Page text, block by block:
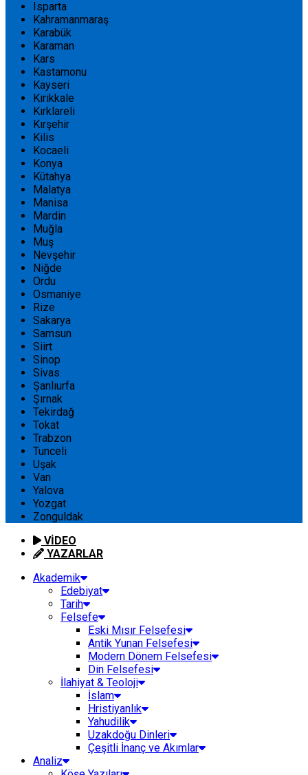
Isparta
Kahramanmaraş
Karabük
Karaman
Kars
Kastamonu
Kayseri
Kırıkkale
Kırklareli
Kırşehir
Kilis
Kocaeli
Konya
Kütahya
Malatya
Manisa
Mardin
Muğla
Muş
Nevşehir
Niğde
Ordu
Osmaniye
Rize
Sakarya
Samsun
Siirt
Sinop
Sivas
Şanlıurfa
Şırnak
Tekirdağ
Tokat
Trabzon
Tunceli
Uşak
Van
Yalova
Yozgat
Zonguldak
VİDEO
YAZARLAR
Akademik
Edebiyat
Tarih
Felsefe
Eski Mısır Felsefesi
Antik Yunan Felsefesi
Modern Dönem Felsefesi
Din Felsefesi
İlahiyat & Teoloji
İslam
Hristiyanlık
Yahudilik
Uzakdoğu Dinleri
Çeşitli İnanç ve Akımlar
Analiz